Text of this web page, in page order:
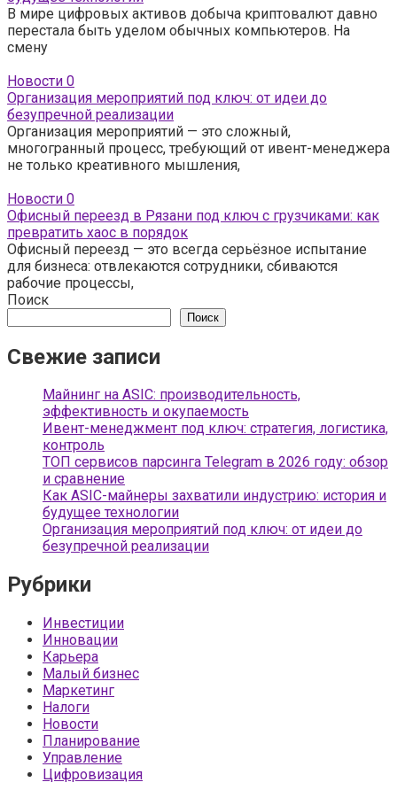
В мире цифровых активов добыча криптовалют давно
перестала быть уделом обычных компьютеров. На
смену
Новости 0
Организация мероприятий под ключ: от идеи до
безупречной реализации
Организация мероприятий — это сложный,
многогранный процесс, требующий от ивент-менеджера
не только креативного мышления,
Новости 0
Офисный переезд в Рязани под ключ с грузчиками: как
превратить хаос в порядок
Офисный переезд — это всегда серьёзное испытание
для бизнеса: отвлекаются сотрудники, сбиваются
рабочие процессы,
Поиск
Поиск
Свежие записи
Майнинг на ASIC: производительность,
эффективность и окупаемость
Ивент-менеджмент под ключ: стратегия, логистика,
контроль
ТОП сервисов парсинга Telegram в 2026 году: обзор
и сравнение
Как ASIC-майнеры захватили индустрию: история и
будущее технологии
Организация мероприятий под ключ: от идеи до
безупречной реализации
Рубрики
Инвестиции
Инновации
Карьера
Малый бизнес
Маркетинг
Налоги
Новости
Планирование
Управление
Цифровизация